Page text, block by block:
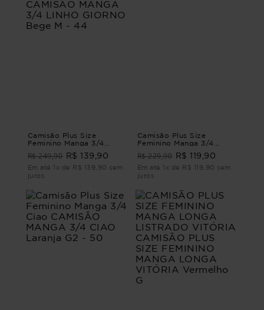
Camisão Plus Size
Feminino Manga 3/4
MANGA 3/4 LINHO
GIORNO Bege M - 44
R$ 249,90 R$ 139,90
Em até 1x de R$ 139,90 sem
juros
Camisão Plus Size
Feminino Manga 3/4
R$ 229,90 R$ 119,90
Em até 1x de R$ 119,90 sem
juros